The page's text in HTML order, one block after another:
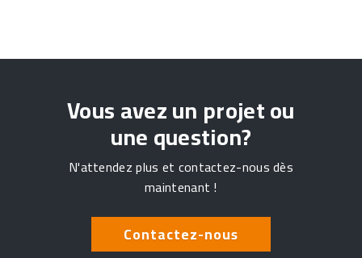
Vous avez un projet ou
une question?
N'attendez plus et contactez-nous dès
maintenant !
Contactez-nous